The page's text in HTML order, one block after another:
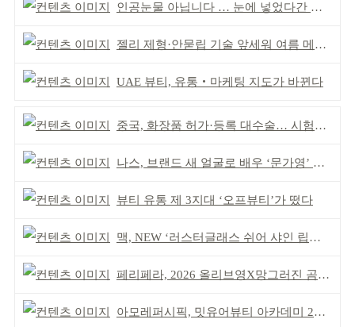
인공눈물 아닙니다 … 눈에 넣었다간 각막 손상
젤리 제형·안묻립 기술 앞세워 여름 메이크업 시장 공략
UAE 뷰티, 유통‧마케팅 지도가 바뀐다
중국, 화장품 허가·등록 대수술… 시험자료 공용 허용
나스, 브랜드 새 얼굴로 배우 ‘문가영’ 발탁
뷰티 유통 제 3지대 ‘오프뷰티’가 떴다
맥, NEW ‘러스터글래스 쉬어 샤인 립스틱’ 출시
페리페라, 2026 올리브영X망그러진 곰 콜라보
아모레퍼시픽, 밋유어뷰티 아카데미 2기 발대식